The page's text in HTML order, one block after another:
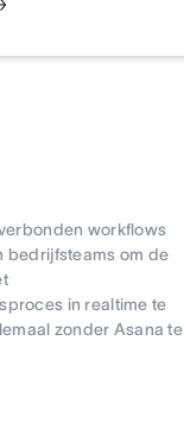
workflows
bedrijfsteams om de
in realtime te
zonder Asana te